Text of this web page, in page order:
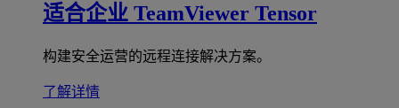
适合企业 TeamViewer Tensor
构建安全运营的远程连接解决方案。
了解详情